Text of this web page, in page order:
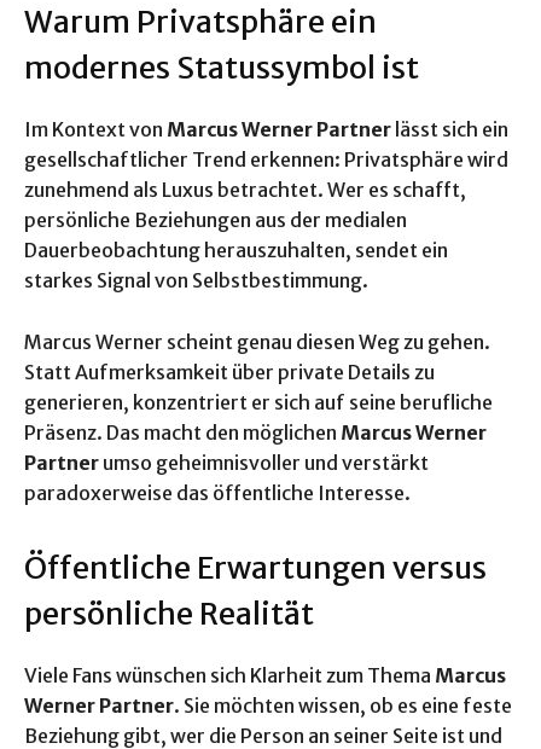
Warum Privatsphäre ein
modernes Statussymbol ist
Im Kontext von Marcus Werner Partner lässt sich ein
gesellschaftlicher Trend erkennen: Privatsphäre wird
zunehmend als Luxus betrachtet. Wer es schafft,
persönliche Beziehungen aus der medialen
Dauerbeobachtung herauszuhalten, sendet ein
starkes Signal von Selbstbestimmung.
Marcus Werner scheint genau diesen Weg zu gehen.
Statt Aufmerksamkeit über private Details zu
generieren, konzentriert er sich auf seine berufliche
Präsenz. Das macht den möglichen Marcus Werner
Partner umso geheimnisvoller und verstärkt
paradoxerweise das öffentliche Interesse.
Öffentliche Erwartungen versus
persönliche Realität
Viele Fans wünschen sich Klarheit zum Thema Marcus
Werner Partner. Sie möchten wissen, ob es eine feste
Beziehung gibt, wer die Person an seiner Seite ist und